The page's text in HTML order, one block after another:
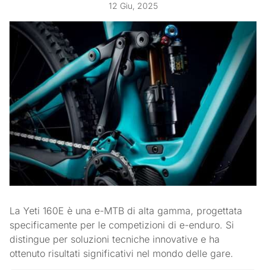
12 Giu, 2025
La Yeti 160E è una e-MTB di alta gamma, progettata
specificamente per le competizioni di e-enduro. Si
distingue per soluzioni tecniche innovative e ha
ottenuto risultati significativi nel mondo delle gare.